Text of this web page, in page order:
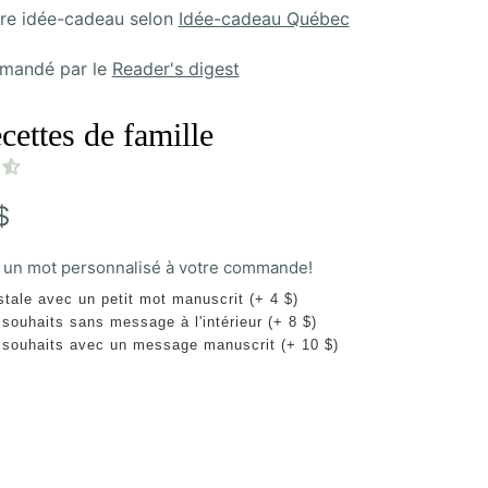
idée-cadeau selon Idée-cadeau Québec
par le Reader's digest
de famille
mot personnalisé à votre commande!
avec un petit mot manuscrit (+ 4 $)
sans message à l'intérieur (+ 8 $)
avec un message manuscrit (+ 10 $)